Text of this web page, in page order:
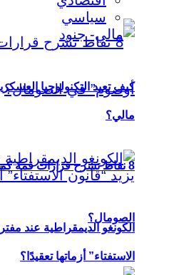
8 نقاط تشرح قرارات قمة
الصومال؟
سياسي
كيف تعيد التكنولوجيا
مالي؟
الكونغو الديمقراطية عند
الاستفتاء” أزماتها تعقيدًا؟